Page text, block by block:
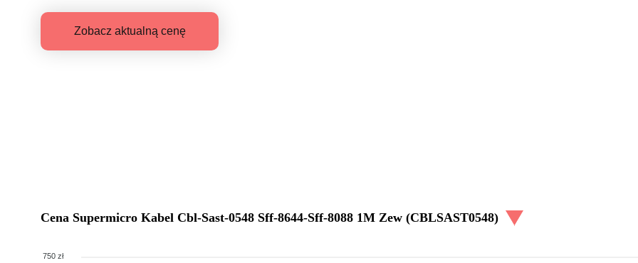
Zobacz aktualną cenę
Cena Supermicro Kabel Cbl-Sast-0548 Sff-8644-Sff-8088 1M Zew (CBLSAST0548)
750 zł